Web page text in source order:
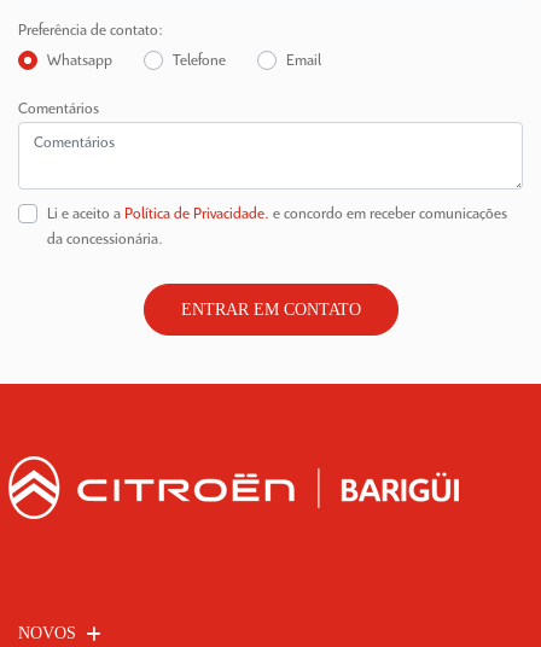
Preferência de contato:
Whatsapp
Telefone Email
Comentários
Li e aceito a Política de Privacidade. e concordo em receber comunicações
da concessionária.
ENTRAR EM CONTATO
NOVOS